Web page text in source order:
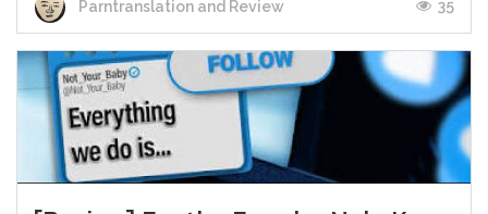
Parntranslation and Review 35